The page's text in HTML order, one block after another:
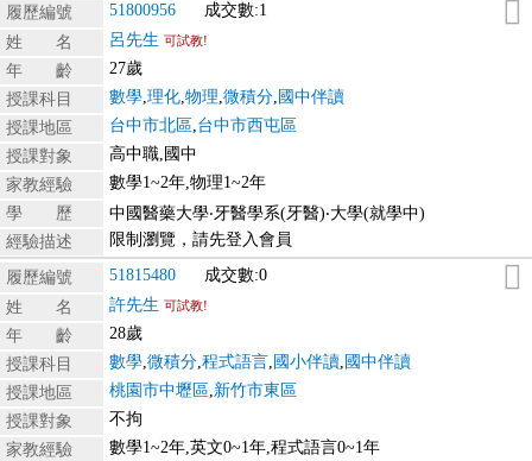
履歷編號 51800956
成交數:1
姓 名
呂先生 可試教!
年 齡
27歲
授課科目
數學,理化,物理,微積分, 國中伴讀
授課地區
台中市北區,台中市西屯區
授課對象
高中職,國中
家教經驗
數學1~2年,物理1~2年
學 歷
中國醫藥大學‧牙醫學系(牙醫)‧大學(就學中)
經驗描述
限制瀏覽，請先登入會員
履歷編號 51815480
成交數:0
姓 名
許先生 可試教!
年 齡
28歲
授課科目
數學,微積分,程式語言, 國小伴讀, 國中伴讀
授課地區
桃園市中壢區,新竹市東區
授課對象
不拘
家教經驗
數學1~2年,英文0~1年,程式語言0~1年